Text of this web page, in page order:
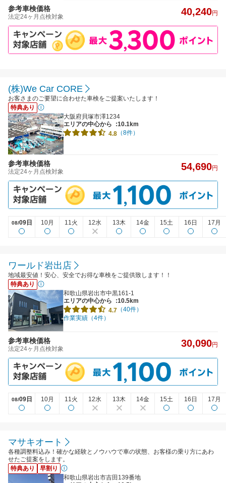
参考車検価格
法定24ヶ月点検対象 40,240円
(株)We Car CORE
お客さまのご要望に合わせた車検をご提案いたします！
特典あり
大阪府貝塚市澤1234
エリアの中心から
:10.1km
4.8 （8件）
参考車検価格
法定24ヶ月点検対象 54,690円
08/09日 10月 11火 12水 13木 14金 15土 16日 17月
ワールド岩出店
地域最安値！安心、安全でお得な車検をご提供致します！！
特典あり
和歌山県岩出市中黒161-1
エリアの中心から
:10.5km
4.7 （40件）
作業実績（4件）
参考車検価格
法定24ヶ月点検対象 30,090円
08/09日 10月 11火 12水 13木 14金 15土 16日 17月
マサキオート
各種調整料込み！確かな経験とノウハウで車の状態、お客様の乗り方にあわ
せたご提案をします。
特典あり
早割り
和歌山県岩出市吉田139番地